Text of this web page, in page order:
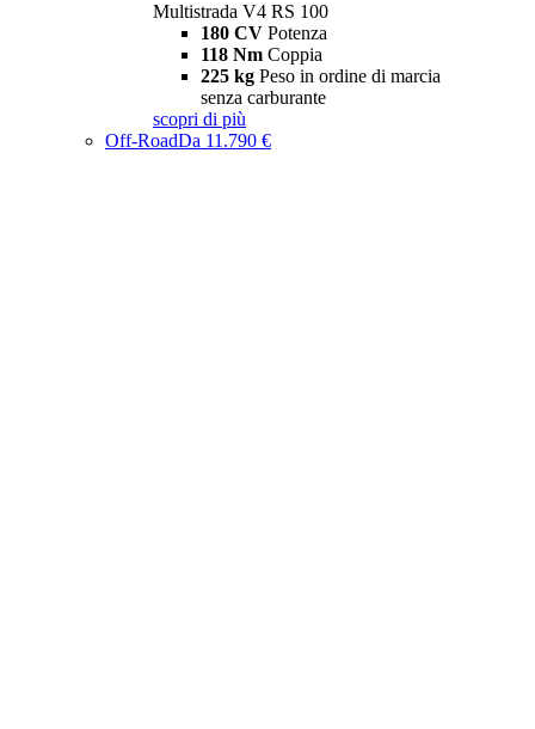
Multistrada V4 RS 100
180 CV Potenza
118 Nm Coppia
225 kg Peso in ordine di marcia
senza carburante
scopri di più
Off-RoadDa 11.790 €